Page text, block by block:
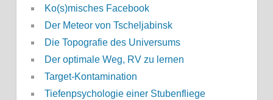
Ko(s)misches Facebook
Der Meteor von Tscheljabinsk
Die Topografie des Universums
Der optimale Weg, RV zu lernen
Target-Kontamination
Tiefenpsychologie einer Stubenfliege